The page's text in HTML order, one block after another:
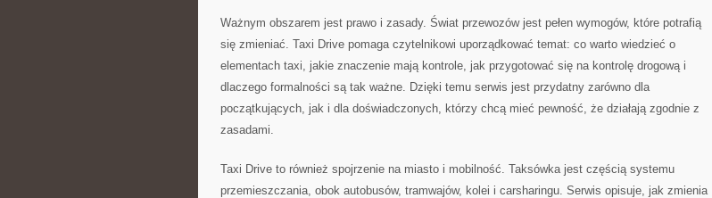
Ważnym obszarem jest prawo i zasady. Świat przewozów jest pełen wymogów, które potrafią
się zmieniać. Taxi Drive pomaga czytelnikowi uporządkować temat: co warto wiedzieć o
elementach taxi, jakie znaczenie mają kontrole, jak przygotować się na kontrolę drogową i
dlaczego formalności są tak ważne. Dzięki temu serwis jest przydatny zarówno dla
początkujących, jak i dla doświadczonych, którzy chcą mieć pewność, że działają zgodnie z
zasadami.
Taxi Drive to również spojrzenie na miasto i mobilność. Taksówka jest częścią systemu
przemieszczania, obok autobusów, tramwajów, kolei i carsharingu. Serwis opisuje, jak zmienia